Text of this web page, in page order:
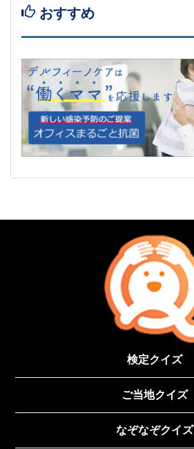
おすすめ
検定クイズ
ご当地クイズ
なぞなぞクイズ